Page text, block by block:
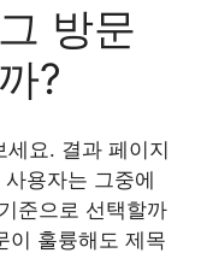
방문
?
요. 결과 페이지
용자는 그중에
준으로 선택할까
이 훌륭해도 제목